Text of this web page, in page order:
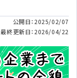
公開日：2025/02/07
最終更新日：2026/04/22